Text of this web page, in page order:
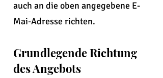
auch an die oben angegebene E-
Mai-Adresse richten.
Grundlegende Richtung
des Angebots